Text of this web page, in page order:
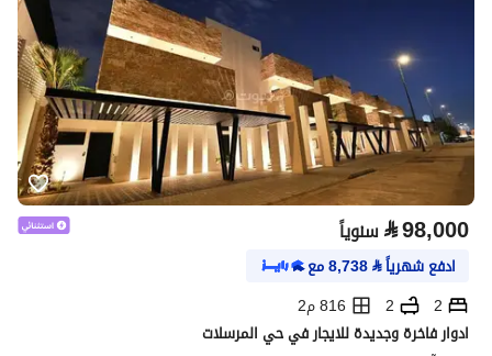
⃁98,000 سنوياً
ادفع شهرياً⃁
8,738مع
2
2
816 م2
ادوار فاخرة وجديدة للايجار في حي المرسلات